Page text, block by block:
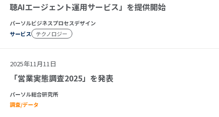
聴AIエージェント運用サービス」を提供開始
パーソルビジネスプロセスデザイン
サービス
テクノロジー
2025年11月11日
「営業実態調査2025」を発表
パーソル総合研究所
調査/データ